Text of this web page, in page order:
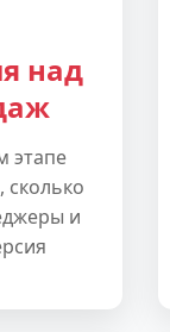
над
этапе
сколько
и